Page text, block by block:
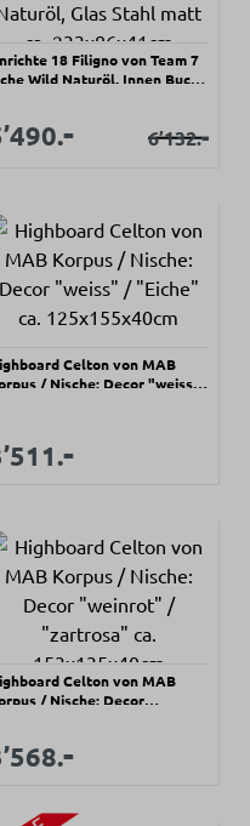
18 Filigno von Team 7
Wild Naturöl, Innen Buche
- Regulärer
6’132.-
Celton von MAB
/ Nische: Decor "weiss"
-
Celton von MAB
/ Nische: Decor
-